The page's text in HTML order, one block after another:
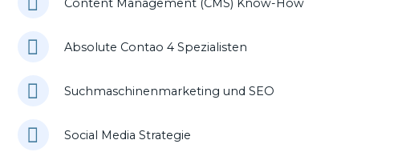
Content Management (CMS) Know-How
Absolute Contao 4 Spezialisten
Suchmaschinenmarketing und SEO
Social Media Strategie